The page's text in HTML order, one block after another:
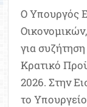
Ο Υπουργός
για
Κρατικό
2026. Στην
το